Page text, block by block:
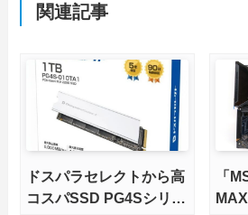
関連記事
ドスパラセレクトから高
コスパSSD PG4Sシリー
「